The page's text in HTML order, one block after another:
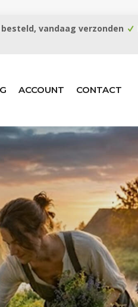
vandaag verzonden
ACCOUNT CONTACT